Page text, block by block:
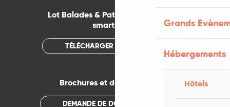
Grands
Hébergements
Hôtels
Lot Balades & Patrimoines sur votre
smartphone
TÉLÉCHARGER L'APPLICATION
Brochures et documentations
DEMANDE DE DOCUMENTATION